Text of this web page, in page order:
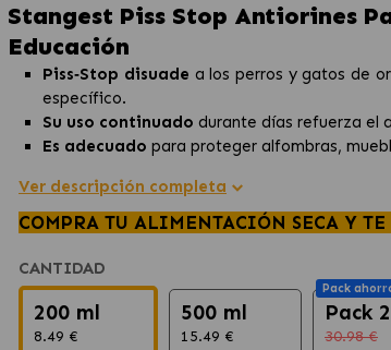
Stangest Piss Stop Antiorines
Educación
Piss‑Stop disuade a los perros y gatos de
específico.
Su uso continuado durante días refuerza el
Es adecuado para proteger alfombras,
Ver descripción completa
COMPRA TU ALIMENTACIÓN SECA Y
CANTIDAD
200 ml
8.49 €
500 ml
15.49 €
Pack
Pack
30.98 €